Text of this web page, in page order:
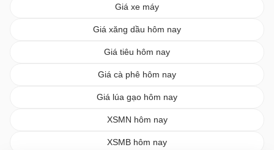
Giá xe máy
Giá xăng dầu hôm nay
Giá tiêu hôm nay
Giá cà phê hôm nay
Giá lúa gạo hôm nay
XSMN hôm nay
XSMB hôm nay